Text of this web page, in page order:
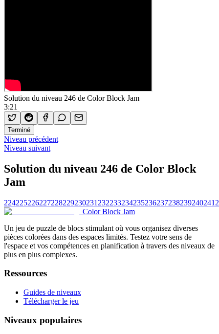
Solution du niveau 246 de Color Block Jam
3:21
Terminé
Niveau précédent
Niveau suivant
Solution du niveau 246 de Color Block
Jam
224225226227228229230231 232233234235236237238239240241
Color Block Jam
Un jeu de puzzle de blocs stimulant où vous organisez diverses
pièces colorées dans des espaces limités. Testez votre sens de
l'espace et vos compétences en planification à travers des niveaux de
plus en plus complexes.
Ressources
Guides de niveaux
Télécharger le jeu
Niveaux populaires